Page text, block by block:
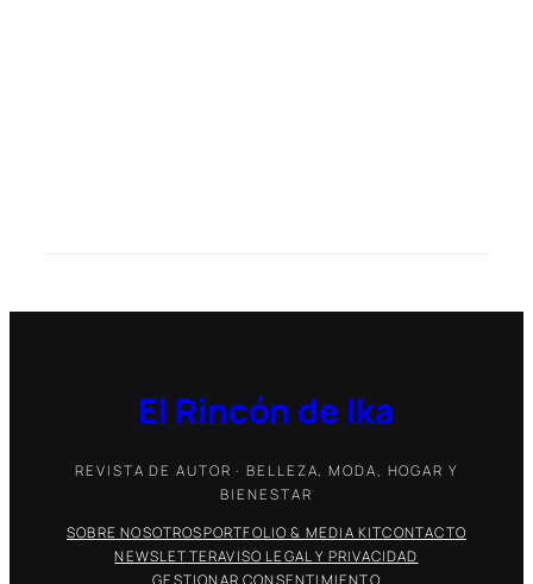
El Rincón de Ika
REVISTA DE AUTOR · BELLEZA, MODA, HOGAR Y
BIENESTAR
SOBRE NOSOTROSPORTFOLIO & MEDIA KITCONTACTO
NEWSLETTERAVISO LEGAL Y PRIVACIDAD
GESTIONAR CONSENTIMIENTO